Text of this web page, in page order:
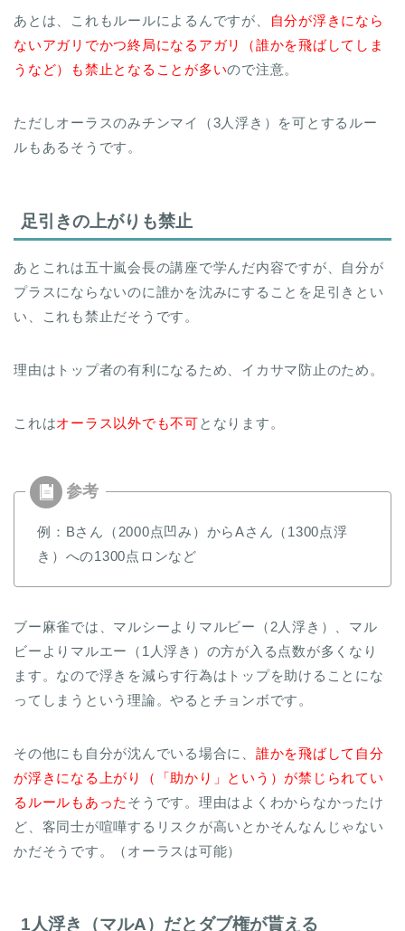
あとは、これもルールによるんですが、
自分が浮きになら
ないアガリでかつ終局になるアガリ（誰かを飛ばしてしま
うなど）も禁止となることが多いので注意。
ただしオーラスのみチンマイ（3人浮き）を可とするルー
ルもあるそうです。
足引きの上がりも禁止
あとこれは五十嵐会長の講座で学んだ内容ですが、自分が
プラスにならないのに誰かを沈みにすることを足引きとい
い、これも禁止だそうです。
理由はトップ者の有利になるため、イカサマ防止のため。
これはオーラス以外でも不可となります。
例：Bさん（2000点凹み）からAさん（1300点浮
き）への1300点ロンなど
ブー麻雀では、マルシーよりマルビー（2人浮き）、マル
ビーよりマルエー（1人浮き）の方が入る点数が多くなり
ます。なので浮きを減らす行為はトップを助けることにな
ってしまうという理論。やるとチョンボです。
その他にも自分が沈んでいる場合に、 誰かを飛ばして自分
が浮きになる上がり（「助かり」という）が禁じられてい
るルールもあった そうです。理由はよくわからなかったけ
ど、客同士が喧嘩するリスクが高いとかそんなんじゃない
かだそうです。（オーラスは可能）
1人浮き（マルA）だとダブ権が貰える